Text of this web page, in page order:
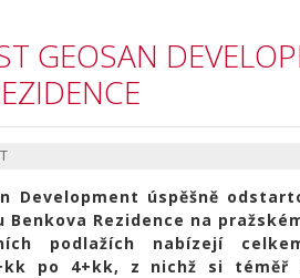
GEOSAN
Development úspěšně
Rezidence na
podlažích nabízejí
po 4+kk, z nichž si